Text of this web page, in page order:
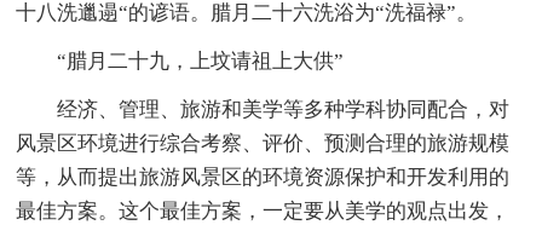
十八洗邋遢“的谚语。腊月二十六洗浴为“洗福禄”。
“腊月二十九，上坟请祖上大供”
经济、管理、旅游和美学等多种学科协同配合，对
风景区环境进行综合考察、评价、预测合理的旅游规模
等，从而提出旅游风景区的环境资源保护和开发利用的
最佳方案。这个最佳方案，一定要从美学的观点出发，